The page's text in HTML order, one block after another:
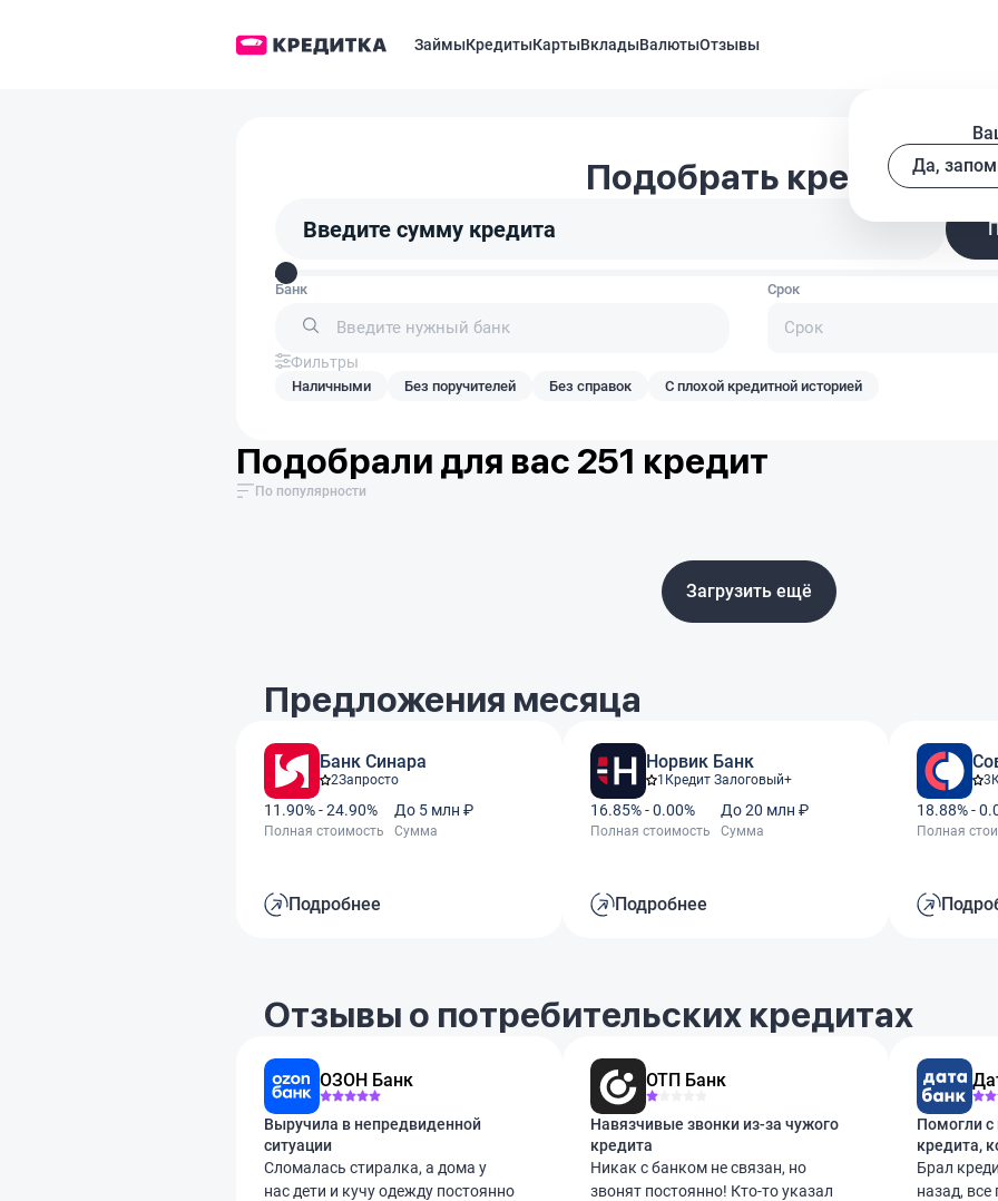
ЗаймыКредитыКартыВкладыВалютыОтзывы
Да,
Подобрать кредит
Введите сумму кредита
Банк Срок
Срок
Фильтры
Наличными Без поручителей Без справок С плохой кредитной историей
Подобрали для вас 251 кредит
По популярности
Загрузить ещё
Предложения месяца
Банк Синара
2Запросто
11.90% - 24.90%
Полная стоимость
До 5 млн ₽
Сумма
Подробнее
Норвик Банк
1 Кредит Залоговый+
16.85% - 0.00%
Полная стоимость
До 20 млн ₽
Сумма
Подробнее
3
18.88% -
Полная
Отзывы о потребительских кредитах
ОЗОН Банк
Выручила в непредвиденной
ситуации
Сломалась стиралка, а дома у
нас дети и кучу одежду постоянно
ОТП Банк
Навязчивые звонки из-за чужого
кредита
Никак с банком не связан, но
звонят постоянно! Кто-то указал
Помогли с
кредита,
сложности
Брал
назад,